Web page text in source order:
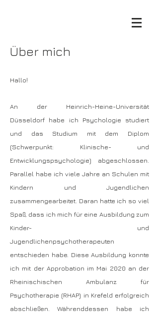
Über mich
Hallo!
An der Heinrich-Heine-Universität
Düsseldorf habe ich Psychologie studiert
und das Studium mit dem Diplom
(Schwerpunkt: Klinische- und
Entwicklungspsychologie) abgeschlossen.
Parallel habe ich viele Jahre an Schulen mit
Kindern und Jugendlichen
zusammengearbeitet. Daran hatte ich so viel
Spaß, dass ich mich für eine Ausbildung zum
Kinder- und
Jugendlichenpsychotherapeuten
entschieden habe. Diese Ausbildung konnte
ich mit der Approbation im Mai 2020 an der
Rheinischischen Ambulanz für
Psychotherapie (RHAP) in Krefeld erfolgreich
abschließen. Währenddessen habe ich